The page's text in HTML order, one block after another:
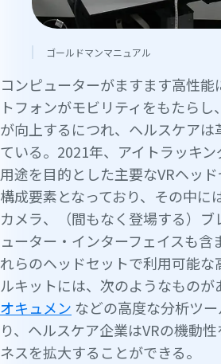
ゴールドマンマニュアル
コンピューターがますます高性能
トフォンがモビリティをもたら
が向上するにつれ、ヘルスケアは
ている。2021年、アイトラッキ
用途を目的とした主要なVRヘッ
構成要素となっており、その中に
カメラ、（間もなく登場する）ブ
ューター・インターフェイスも含
れらのヘッドセットで利用可能な
ルキットには、次のようなものが
オキュメン などの高度な分析ツ
り、ヘルスケア企業はVRの機動
ネスを拡大することができる。